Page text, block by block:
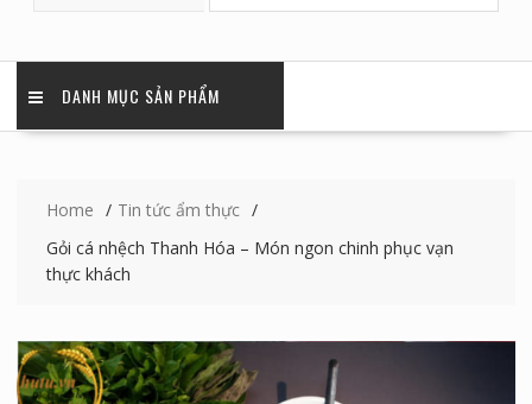
DANH MỤC SẢN PHẨM
Home
Tin tức ẩm thực
Gỏi cá nhệch Thanh Hóa – Món ngon chinh phục vạn
thực khách